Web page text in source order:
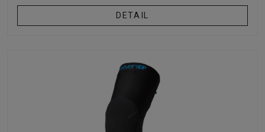
DETAIL